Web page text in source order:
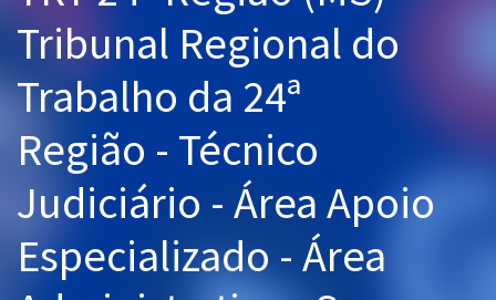
Pós
Graduação
OAB
Mentorias
Questões grátis
Tribunal Regional do
Trabalho da 24ª
Região - Técnico
Judiciário - Área Apoio
Especializado - Área